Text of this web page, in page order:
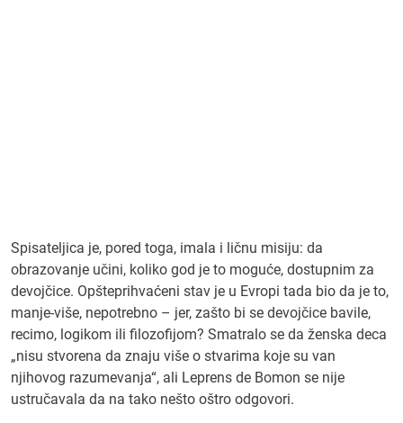
Spisateljica je, pored toga, imala i ličnu misiju: da
obrazovanje učini, koliko god je to moguće, dostupnim za
devojčice. Opšteprihvaćeni stav je u Evropi tada bio da je to,
manje-više, nepotrebno – jer, zašto bi se devojčice bavile,
recimo, logikom ili filozofijom? Smatralo se da ženska deca
„nisu stvorena da znaju više o stvarima koje su van
njihovog razumevanja“, ali Leprens de Bomon se nije
ustručavala da na tako nešto oštro odgovori.